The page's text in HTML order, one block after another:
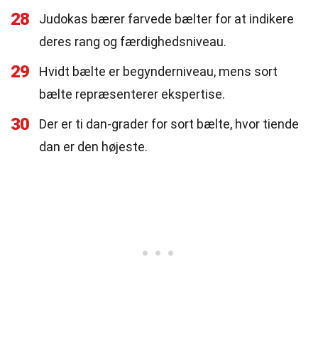
28
Judokas bærer farvede bælter for at indikere
deres rang og færdighedsniveau.
29
Hvidt bælte er begynderniveau, mens sort
bælte repræsenterer ekspertise.
30
Der er ti dan-grader for sort bælte, hvor tiende
dan er den højeste.